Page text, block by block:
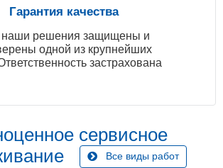
Гарантия качества
наши решения защищены и
одной из крупнейших
застрахована
сервисное
Все виды работ